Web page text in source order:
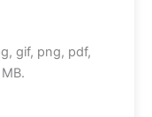
gif, png, pdf,